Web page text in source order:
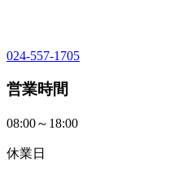
024-557-1705
営業時間
08:00～18:00
休業日